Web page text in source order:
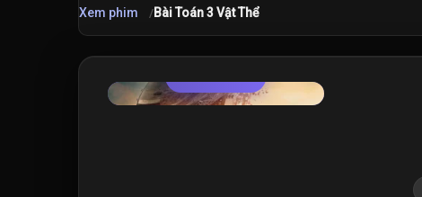
Xem phim Bài Toán 3 Vật Thể
★7.5/10